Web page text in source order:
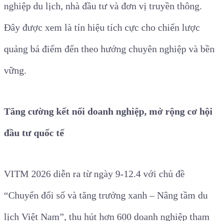
nghiệp du lịch, nhà đầu tư và đơn vị truyền thông.
Đây được xem là tín hiệu tích cực cho chiến lược
quảng bá điểm đến theo hướng chuyên nghiệp và bền
vững.
Tăng cường kết nối doanh nghiệp, mở rộng cơ hội
đầu tư quốc tế
VITM 2026 diễn ra từ ngày 9-12.4 với chủ đề
“Chuyển đổi số và tăng trưởng xanh – Nâng tầm du
lịch Việt Nam”, thu hút hơn 600 doanh nghiệp tham